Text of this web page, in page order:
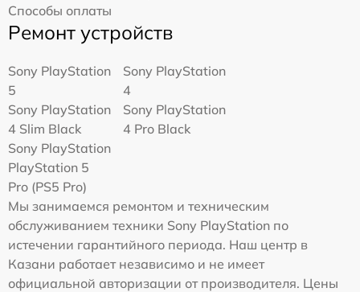
Способы оплаты
Ремонт устройств
Sony PlayStation
5
Sony PlayStation
4
Sony PlayStation
4 Slim Black
Sony PlayStation
4 Pro Black
Sony PlayStation
PlayStation 5
Pro (PS5 Pro)
Мы занимаемся ремонтом и техническим
обслуживанием техники Sony PlayStation по
истечении гарантийного периода. Наш центр в
Казани работает независимо и не имеет
официальной авторизации от производителя. Цены